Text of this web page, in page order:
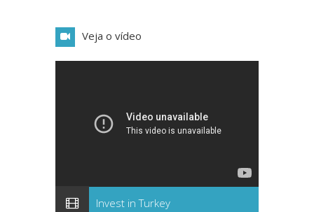
Veja o vídeo
Invest in Turkey